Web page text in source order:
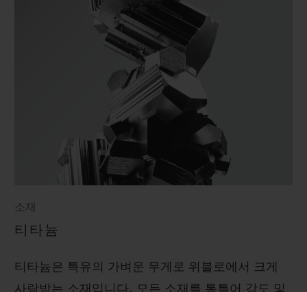
소재
티타늄
티타늄은 특유의 가벼운 무게로 위블로에서 크게
사랑받는 소재입니다. 모든 소재를 통틀어 강도 및